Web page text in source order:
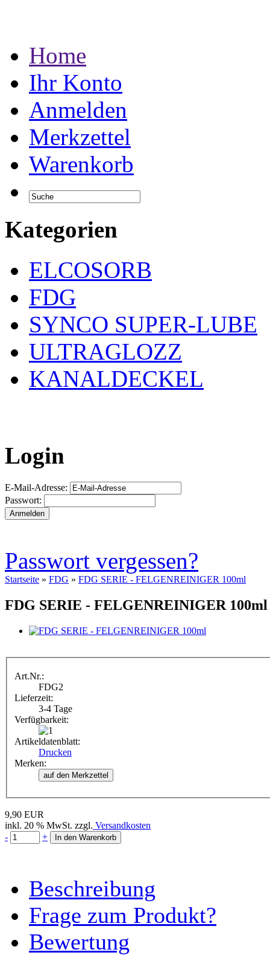
Home
Ihr Konto
Anmelden
Merkzettel
Warenkorb
Kategorien
ELCOSORB
FDG
SYNCO SUPER-LUBE
ULTRAGLOZZ
KANALDECKEL
Login
E-Mail-Adresse:
Passwort:
Passwort vergessen?
Startseite » FDG » FDG SERIE - FELGENREINIGER 100ml
FDG SERIE - FELGENREINIGER 100ml
Art.Nr.:
FDG2
Lieferzeit:
3-4 Tage
Verfügbarkeit:
Artikeldatenblatt:
Drucken
Merken:
9,90 EUR
inkl. 20 % MwSt. zzgl. Versandkosten
-
+
Beschreibung
Frage zum Produkt?
Bewertung